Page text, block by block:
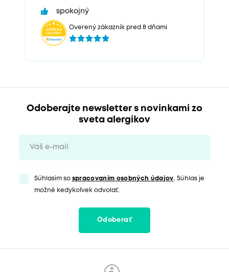
spokojný
Overený zákazník pred 8 dňami
Odoberajte newsletter s novinkami zo
sveta alergikov
Súhlasím so spracovaním osobných údajov. Súhlas je
možné kedykoľvek odvolať.
Odoberať